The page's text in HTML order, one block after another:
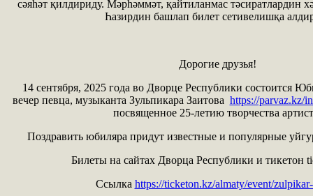
сәяһәт қилдириду. Мәрһәммәт, қайтиланмас тәсиратлардин
Һазирдин башлап билет сетивелишқа
Дорогие друзья!
14 сентября, 2025 года во Дворце Республики состоится
вечер певца, музыканта Зульпикара Заитова https://parvaz.kz/
посвященное 25-летию творчества
Поздравить юбиляра придут известные и популярные
Билеты на сайтах Дворца Республики и тикетон
Ссылка https://ticketon.kz/almaty/event/